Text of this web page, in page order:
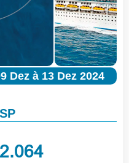
Dez à 13 Dez 2024